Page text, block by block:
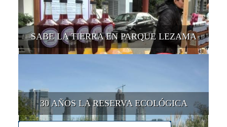
SABE LA TIERRA EN PARQUE LEZAMA
30 AÑOS LA RESERVA ECOLÓGICA